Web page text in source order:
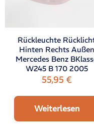
Rückleuchte
Hinten Rechts Außen
Mercedes Benz
W245 B 170 2005
55,95 €
Weiterlesen